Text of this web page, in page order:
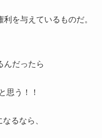
を与えているものだ。
んだったら
思う！！
るなら、